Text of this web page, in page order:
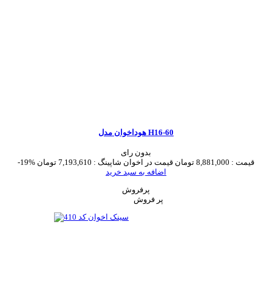
هوداخوان مدل H16-60
بدون رای
-19%
قیمت : 8,881,000 تومان قیمت در اخوان شاپینگ : 7,193,610 تومان
اضافه به سبد خرید
پرفروش